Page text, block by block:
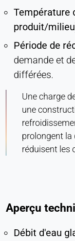
Température
produit/
Période de
demande et
différées.
Une charge
une
prolongent la
réduisent les
Aperçu
Débit d'eau